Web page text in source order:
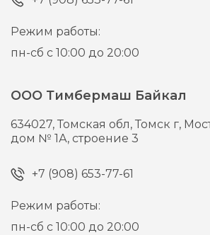
Режим работы:
пн-сб с 10:00 до 20:00
ООО Тимбермаш Байкал
634027,Томская обл, Томск г,
дом № 1А, строение 3
+7 (908) 653-77-61
Режим работы:
пн-сб с 10:00 до 20:00